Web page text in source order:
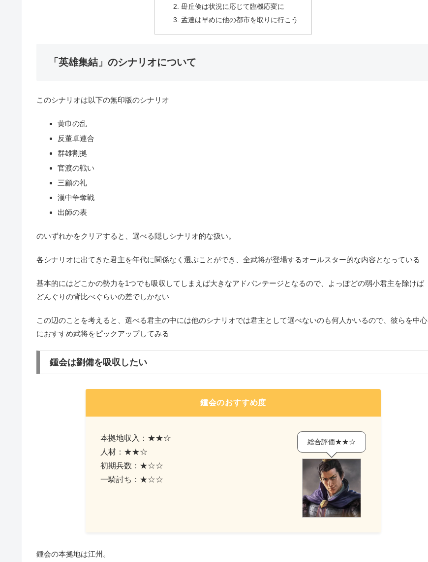
毌丘倹は状況に応じて臨機応変に
孟達は早めに他の都市を取りに行こう
「英雄集結」のシナリオについて
このシナリオは以下の無印版のシナリオ
黄巾の乱
反董卓連合
群雄割拠
官渡の戦い
三顧の礼
漢中争奪戦
出師の表
のいずれかをクリアすると、選べる隠しシナリオ的な扱い。
各シナリオに出てきた君主を年代に関係なく選ぶことができ、全武将が登場するオールスター的な内容となっている
基本的にはどこかの勢力を1つでも吸収してしまえば大きなアドバンテージとなるので、よっぽどの弱小君主を除けば
どんぐりの背比べぐらいの差でしかない
この辺のことを考えると、選べる君主の中には他のシナリオでは君主として選べないのも何人かいるので、彼らを中心
におすすめ武将をピックアップしてみる
鍾会は劉備を吸収したい
鍾会のおすすめ度
本拠地収入：★★☆
人材：★★☆
初期兵数：★☆☆
一騎討ち：★☆☆
総合評価★★☆
鍾会の本拠地は江州。